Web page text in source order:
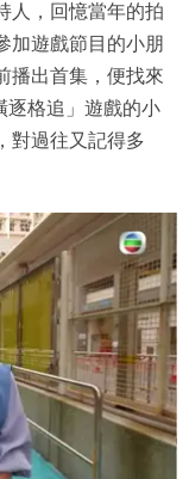
人，回憶當年的拍
加遊戲節目的小朋
播出首集，便找來
逐格追」遊戲的小
對過往又記得多